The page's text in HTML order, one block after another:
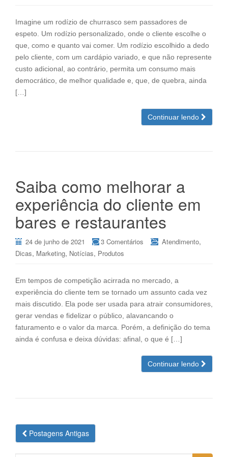
Imagine um rodízio de churrasco sem passadores de
espeto. Um rodízio personalizado, onde o cliente escolhe o
que, como e quanto vai comer. Um rodízio escolhido a dedo
pelo cliente, com um cardápio variado, e que não represente
custo adicional, ao contrário, permita um consumo mais
democrático, de melhor qualidade e, que, de quebra, ainda
[…]
Continuar lendo
Saiba como melhorar a
experiência do cliente em
bares e restaurantes
24 de junho de 2021 3 Comentários Atendimento,
Dicas, Marketing, Notícias, Produtos
Em tempos de competição acirrada no mercado, a
experiência do cliente tem se tornado um assunto cada vez
mais discutido. Ela pode ser usada para atrair consumidores,
gerar vendas e fidelizar o público, alavancando o
faturamento e o valor da marca. Porém, a definição do tema
ainda é confusa e deixa dúvidas: afinal, o que é […]
Continuar lendo
Navegação
das
Postagens Antigas